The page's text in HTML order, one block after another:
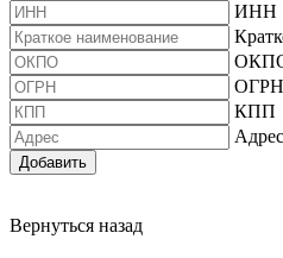
ИНН
ОГРН
КПП
Адрес
Добавить
Вернуться назад